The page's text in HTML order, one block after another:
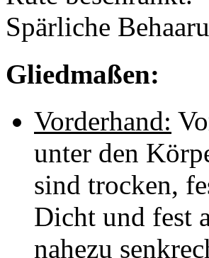
Spärliche
Gliedmaßen:
Vorderhand:
unter den
sind trocken,
Dicht und fest
nahezu